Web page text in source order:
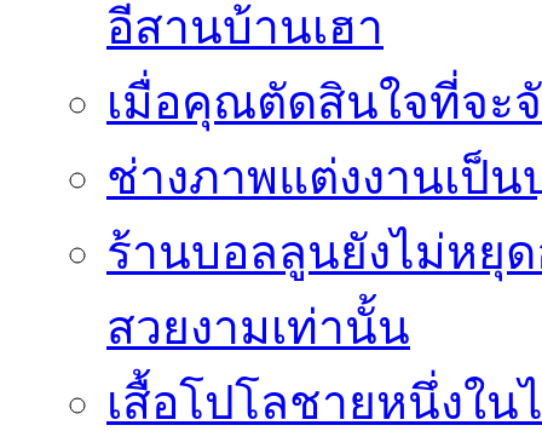
อีสานบ้านเฮา
เมื่อคุณตัดสินใจที่จะ
ช่างภาพแต่งงานเป็
ร้านบอลลูนยังไม่หยุ
สวยงามเท่านั้น
เสื้อโปโลชายหนึ่งใ